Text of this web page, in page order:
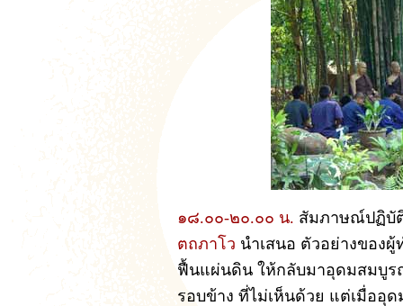
๑๘.๐๐-๒๐.๐๐ น. สัมภาษณ์ปฏิบั
ตถภาโว นำเสนอ ตัวอย่างของ
ฟื้นแผ่นดิน ให้กลับมาอุดมสมบูร
รอบข้าง ที่ไม่เห็นด้วย แต่เมื่ออุ